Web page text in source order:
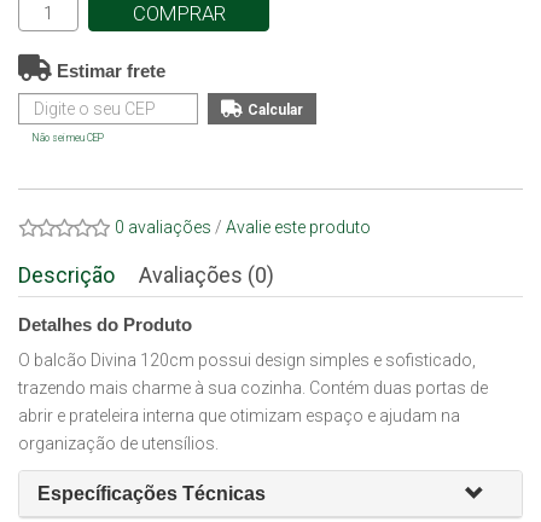
COMPRAR
Estimar frete
Não sei meu CEP
0 avaliações / Avalie este produto
Descrição Avaliações (0)
Detalhes do Produto
O balcão Divina 120cm possui design simples e sofisticado,
trazendo mais charme à sua cozinha. Contém duas portas de
abrir e prateleira interna que otimizam espaço e ajudam na
organização de utensílios.
Específicações Técnicas